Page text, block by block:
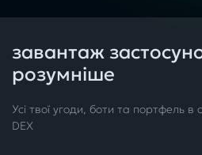
завантаж
розумніше
Усі твої угоди, боти та портфель
DEX